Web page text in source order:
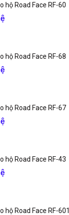
hộ Road Face RF-60
hộ Road Face RF-68
hộ Road Face RF-67
hộ Road Face RF-43
hộ Road Face RF-601